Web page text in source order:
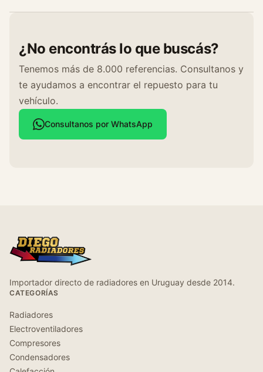
¿No encontrás lo que buscás?
Tenemos más de 8.000 referencias. Consultanos y
te ayudamos a encontrar el repuesto para tu
vehículo.
Consultanos por WhatsApp
Importador directo de radiadores en Uruguay desde 2014.
CATEGORÍAS
Radiadores
Electroventiladores
Compresores
Condensadores